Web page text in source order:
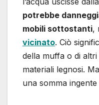
potrebbe
mobili sottostanti,
vicinato. Ciò
della muffa o di
materiali legnosi.
una somma